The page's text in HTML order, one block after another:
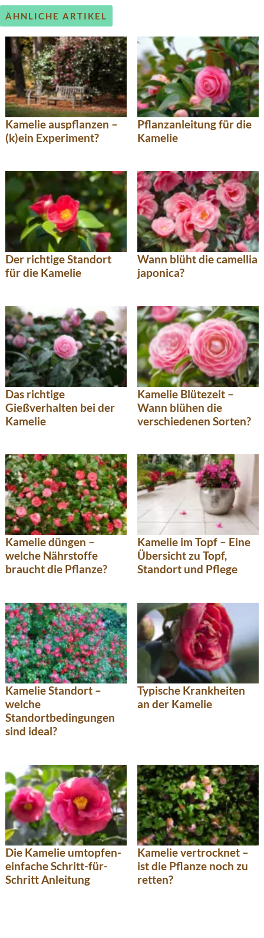
ÄHNLICHE ARTIKEL
Kamelie auspflanzen –
(k)ein Experiment?
Pflanzanleitung für die
Kamelie
Der richtige Standort
für die Kamelie
Wann blüht die camellia
japonica?
Das richtige
Gießverhalten bei der
Kamelie
Kamelie Blütezeit –
Wann blühen die
verschiedenen Sorten?
Kamelie düngen –
welche Nährstoffe
braucht die Pflanze?
Kamelie im Topf – Eine
Übersicht zu Topf,
Standort und Pflege
Kamelie Standort –
welche
Standortbedingungen
sind ideal?
Typische Krankheiten
an der Kamelie
Die Kamelie umtopfen-
einfache Schritt-für-
Schritt Anleitung
Kamelie vertrocknet –
ist die Pflanze noch zu
retten?